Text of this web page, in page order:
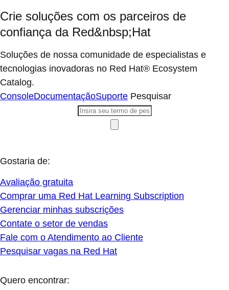
Crie soluções com os parceiros de
confiança da Red&nbsp;Hat
Soluções de nossa comunidade de especialistas e
tecnologias inovadoras no Red Hat® Ecosystem
Catalog.
ConsoleDocumentaçãoSuporte Pesquisar
Gostaria de:
Avaliação gratuita
Comprar uma Red Hat Learning Subscription
Gerenciar minhas subscrições
Contate o setor de vendas
Fale com o Atendimento ao Cliente
Pesquisar vagas na Red Hat
Quero encontrar: